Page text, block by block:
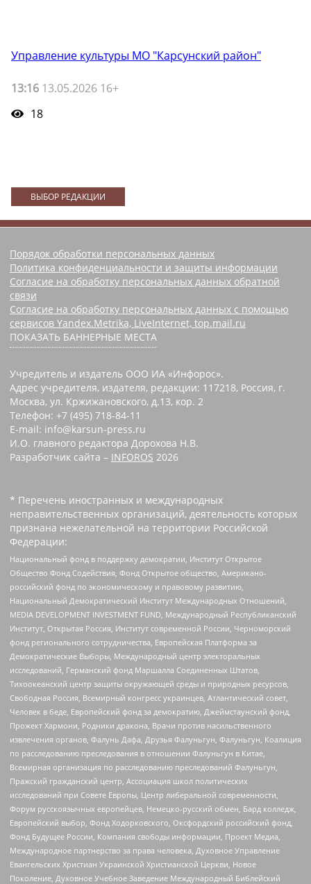
Управление культуры МО "Карсунский район"
13:16 13.05.2026 16+
18
ВЫБОР РЕДАКЦИИ
Порядок обработки персональных данных
Политика конфиденциальности и защиты информации
Согласие на обработку персональных данных обратной
связи
Согласие на обработку персональных данных с помощью
сервисов Yandex.Metrika, LiveInternet, top.mail.ru
ПОКАЗАТЬ БАННЕРНЫЕ МЕСТА
Учредитель и издатель ООО ИА «Инфорос».
Адрес учредителя, издателя, редакции: 117218, Россия, г.
Москва, ул. Кржижановского, д.13, кор. 2
Телефон: +7 (495) 718-84-11
E-mail: info@karsun-press.ru
И.О. главного редактора Дорохова Н.В.
Разработчик сайта – INFOROS 2026
* Перечень иностранных и международных
неправительственных организаций, деятельность которых
признана нежелательной на территории Российской
Федерации:
Национальный фонд в поддержку демократии, Институт Открытое
Общество Фонд Содействия, Фонд Открытое общество, Американо-
российский фонд по экономическому и правовому развитию,
Национальный Демократический Институт Международных Отношений,
MEDIA DEVELOPMENT INVESTMENT FUND, Международный Республиканский
Институт, Открытая Россия, Институт современной России, Черноморский
фонд регионального сотрудничества, Европейская Платформа за
Демократические Выборы, Международный центр электоральных
исследований, Германский фонд Маршалла Соединенных Штатов,
Тихоокеанский центр защиты окружающей среды и природных ресурсов,
Свободная Россия, Всемирный конгресс украинцев, Атлантический совет,
Человек в беде, Европейский фонд за демократию, Джеймстаунский фонд,
Прожект Хармони, Родники дракона, Врачи против насильственного
извлечения органов, Фалунь Дафа, Друзья Фалуньгун, Фалуньгун, Коалиция
по расследованию преследования в отношении Фалуньгун в Китае,
Всемирная организация по расследованию преследований Фалуньгун,
Пражский гражданский центр, Ассоциация школ политических
исследований при Совете Европы, Центр либеральной современности,
Форум русскоязычных европейцев, Немецко-русский обмен, Бард колледж,
Европейский выбор, Фонд Ходорковского, Оксфордский российский фонд,
Фонд Будущее России, Компания свободы информации, Проект Медиа,
Международное партнерство за права человека, Духовное Управление
Евангельских Христиан Украинской Христианской Церкви, Новое
Поколение, Духовное Учебное Заведение Международный Библейский